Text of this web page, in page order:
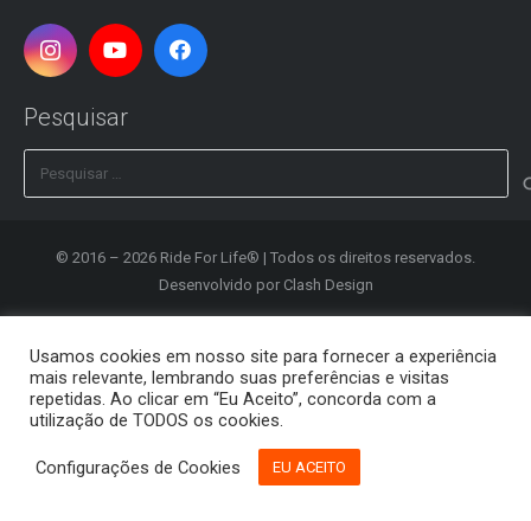
Pesquisar
© 2016 – 2026 Ride For Life® | Todos os direitos reservados.
Desenvolvido por Clash Design
Registrar
Editar Conta
Usamos cookies em nosso site para fornecer a experiência
mais relevante, lembrando suas preferências e visitas
repetidas. Ao clicar em “Eu Aceito”, concorda com a
utilização de TODOS os cookies.
Configurações de Cookies EU ACEITO